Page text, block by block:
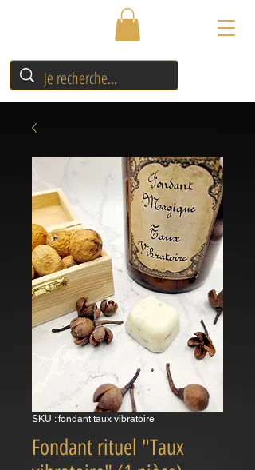
SKU : fondant taux vibratoire
Fondant rituel "Taux